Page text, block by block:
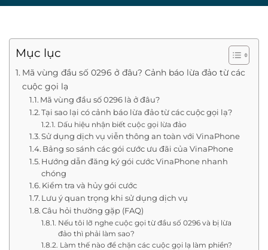
Mục lục
Mã vùng đầu số 0296 ở đâu? Cảnh báo lừa đảo từ các
cuộc gọi lạ
Mã vùng đầu số 0296 là ở đâu?
Tại sao lại có cảnh báo lừa đảo từ các cuộc gọi lạ?
Dấu hiệu nhận biết cuộc gọi lừa đảo
Sử dụng dịch vụ viễn thông an toàn với VinaPhone
Bảng so sánh các gói cước ưu đãi của VinaPhone
Hướng dẫn đăng ký gói cước VinaPhone nhanh
chóng
Kiểm tra và hủy gói cước
Lưu ý quan trọng khi sử dụng dịch vụ
Câu hỏi thường gặp (FAQ)
Nếu tôi lỡ nghe cuộc gọi từ đầu số 0296 và bị lừa
đảo thì phải làm sao?
Làm thế nào để chặn các cuộc gọi lạ làm phiền?